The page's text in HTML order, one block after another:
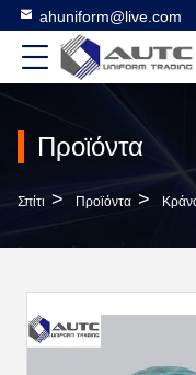
ahuniform@live.com
Προϊόντα
Σπίτι > Προϊόντα >